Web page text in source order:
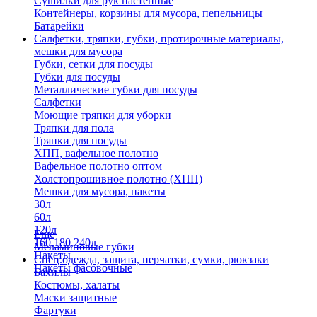
Контейнеры, корзины для мусора, пепельницы
Батарейки
Салфетки, тряпки, губки, протирочные материалы,
мешки для мусора
Губки, сетки для посуды
Губки для посуды
Металлические губки для посуды
Салфетки
Моющие тряпки для уборки
Тряпки для пола
Тряпки для посуды
ХПП, вафельное полотно
Вафельное полотно оптом
Холстопрошивное полотно (ХПП)
Мешки для мусора, пакеты
30л
60л
120л
160,180,240л
Пакеты
Пакеты фасовочные
Еще
Меламиновые губки
Спец.одежда, защита, перчатки, сумки, рюкзаки
Бахилы
Костюмы, халаты
Маски защитные
Фартуки